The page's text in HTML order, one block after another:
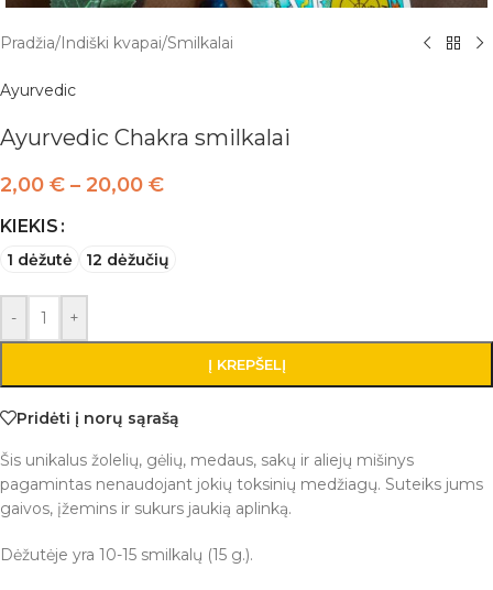
Pradžia/Indiški kvapai/Smilkalai
Ayurvedic
Ayurvedic Chakra smilkalai
2,00 € – 20,00 €
KIEKIS
1 dėžutė 12 dėžučių
- +
Į KREPŠELĮ
Pridėti į norų sąrašą
Šis unikalus žolelių, gėlių, medaus, sakų ir aliejų mišinys
pagamintas nenaudojant jokių toksinių medžiagų. Suteiks jums
gaivos, įžemins ir sukurs jaukią aplinką.
Dėžutėje yra 10-15 smilkalų (15 g.).